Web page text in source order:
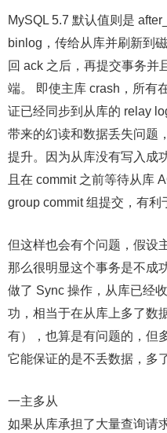
MySQL 5.7 默认值则是
binlog，传给从库并刷新到
回 ack 之后，再提交事务并
端。 即使主库 crash，所有
证已经同步到从库的 relay
带来的幻读和数据丢失问题
提升。因为从库没有写入成
且在 commit 之前等待从库
group commit 组提交，有利
但这样也会有个问题，假设
那么很明显这个事务是不成
做了 Sync 操作，从库已经
功，相当于在从库上多了数
有），也算是有问题的，但
它能保证的是不丢数据，多
一主多从
如果从库承担了大量查询请